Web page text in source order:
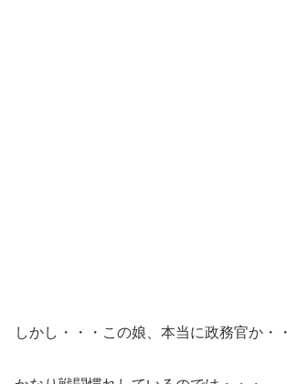
しかし・・・この娘、本当に政務官か・